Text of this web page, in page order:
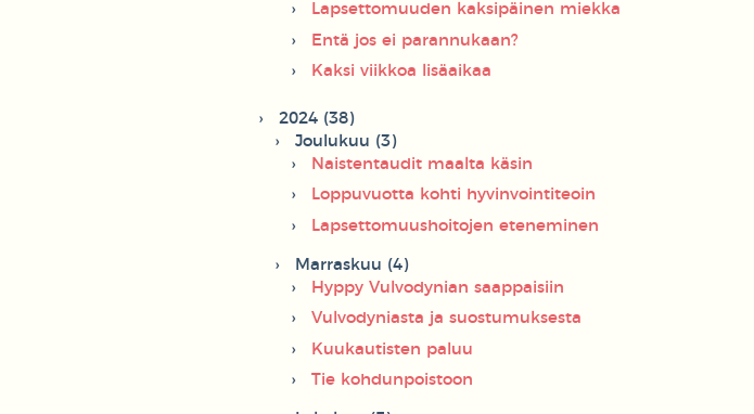
Lapsettomuuden kaksipäinen miekka
Entä jos ei parannukaan?
Kaksi viikkoa lisäaikaa
2024 (38)
Joulukuu (3)
Naistentaudit maalta käsin
Loppuvuotta kohti hyvinvointiteoin
Lapsettomuushoitojen eteneminen
Marraskuu (4)
Hyppy Vulvodynian saappaisiin
Vulvodyniasta ja suostumuksesta
Kuukautisten paluu
Tie kohdunpoistoon